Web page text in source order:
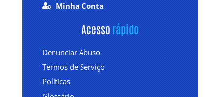
 Minha Conta
Acesso rápido
Denunciar Abuso
Termos de Serviço
Políticas